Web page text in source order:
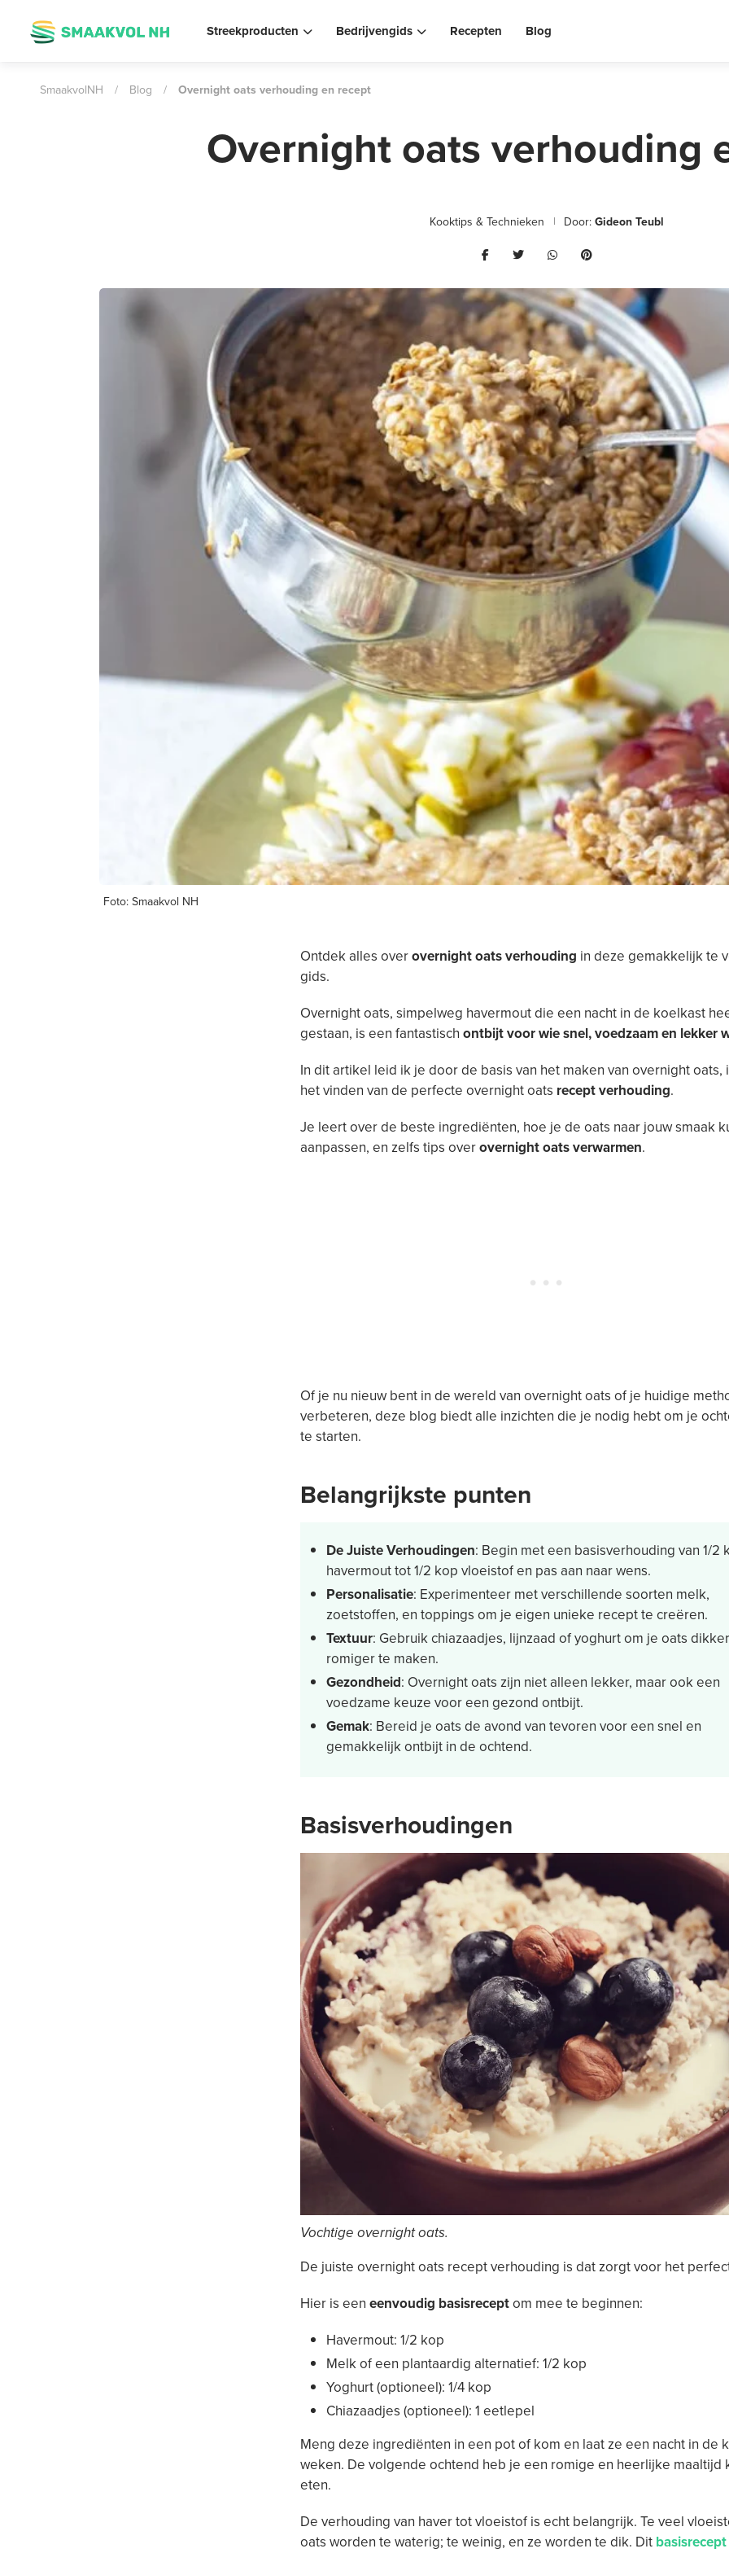
Streekproducten Bedrijvengids Recepten Blog
SmaakvolNH / Blog / Overnight oats verhouding en recept
Foto: Smaakvol NH
Overnight oats verhouding
Kooktips & Technieken Door: Gideon Teubl
Ontdek alles overovernight oats verhouding in deze gemakkelijk te
gids.
Overnight oats, simpelweg havermout die een nacht in de koelkast
gestaan, is een fantastisch ontbijt voor wie snel, voedzaam en lekker
In dit artikel leid ik je door de basis van het maken van overnight oats,
het vinden van de perfecte overnight oats recept verhouding.
Je leert over de beste ingrediënten, hoe je de oats naar jouw smaak
aanpassen, en zelfs tips overovernight oats verwarmen.
Of je nu nieuw bent in de wereld van overnight oats of je huidige
verbeteren, deze blog biedt alle inzichten die je nodig hebt om je
te starten.
Belangrijkste punten
De Juiste Verhoudingen: Begin met een basisverhouding van 1/2
havermout tot 1/2 kop vloeistof en pas aan naar wens.
Personalisatie: Experimenteer met verschillende soorten melk,
zoetstoffen, en toppings om je eigen unieke recept te creëren.
Textuur: Gebruik chiazaadjes, lijnzaad of yoghurt om je oats
romiger te maken.
Gezondheid: Overnight oats zijn niet alleen lekker, maar ook een
voedzame keuze voor een gezond ontbijt.
Gemak: Bereid je oats de avond van tevoren voor een snel en
gemakkelijk ontbijt in de ochtend.
Basisverhoudingen
Vochtige overnight oats.
De juiste overnight oats recept verhouding is dat zorgt voor het
Hier is een eenvoudig basisreceptom mee te beginnen:
Havermout: 1/2 kop
Melk of een plantaardig alternatief: 1/2 kop
Yoghurt (optioneel): 1/4 kop
Chiazaadjes (optioneel): 1 eetlepel
Meng deze ingrediënten in een pot of kom en laat ze een nacht in de
weken. De volgende ochtend heb je een romige en heerlijke maaltijd
eten.
De verhouding van haver tot vloeistof is echt belangrijk. Te veel
oats worden te waterig; te weinig, en ze worden te dik. Dit basisrecept